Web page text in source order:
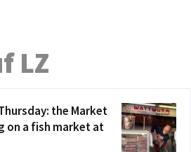
LZ
the Market
on a fish market at